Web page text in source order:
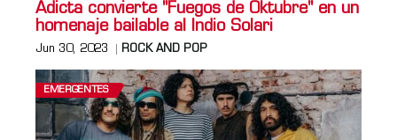
Adicta convierte "Fuegos de Oktubre" en un
homenaje bailable al Indio Solari
Jun 30, 2023 ROCK AND POP
EMERGENTES